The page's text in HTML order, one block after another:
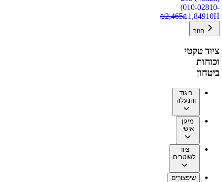
(010-02810-
10H
₪1,849
₪2,465
חזור
ציוד טקטי
וכוחות
ביטחון
ביגוד
והנעלה
מיגון
אישי
ציוד
לשוטרים
שיפצורים